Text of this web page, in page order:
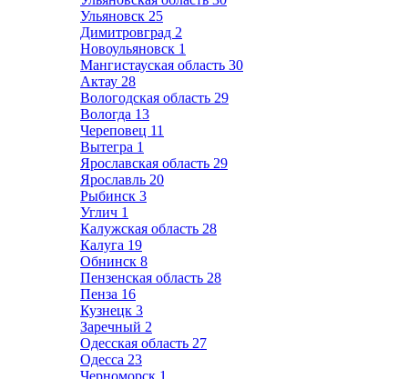
Ульяновск 25
Димитровград 2
Новоульяновск 1
Мангистауская область 30
Актау 28
Вологодская область 29
Вологда 13
Череповец 11
Вытегра 1
Ярославская область 29
Ярославль 20
Рыбинск 3
Углич 1
Калужская область 28
Калуга 19
Обнинск 8
Пензенская область 28
Пенза 16
Кузнецк 3
Заречный 2
Одесская область 27
Одесса 23
Черноморск 1